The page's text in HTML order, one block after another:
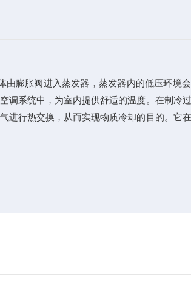
膨胀阀进入蒸发器，蒸发器内的低压环境
调系统中，为室内提供舒适的温度。在制冷
进行热交换，从而实现物质冷却的目的。它